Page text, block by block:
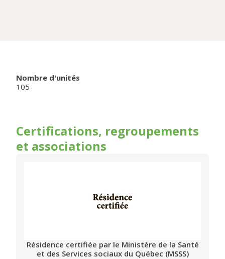
Nombre d'unités
105
Certifications, regroupements
et associations
Résidence certifiée par le Ministère de la Santé
et des Services sociaux du Québec (MSSS)